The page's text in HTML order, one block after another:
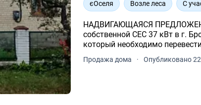
єОселя Возле леса С
НАДВИГАЮЩАЯСЯ
собственной СЕС 37 кВт в г.
который необходимо
Продажа дома · Опубликовано